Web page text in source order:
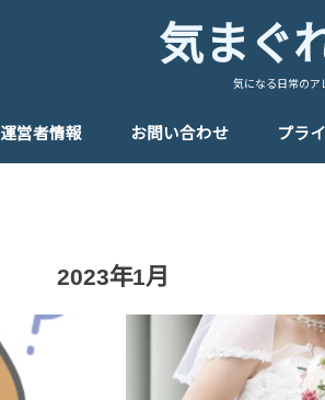
気まぐ
気になる日常のア
運営者情報 お問い合わせ プラ
2023年1月